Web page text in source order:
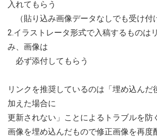
入れてもらう
（貼り込み画像データなしでも受け付
2.イラストレータ形式で入稿するものは
み、画像は
必ず添付してもらう
リンクを推奨しているのは「埋め込んだ
加えた場合に
更新されない」ことによるトラブルを防
画像を埋め込んだもので修正画像を再度